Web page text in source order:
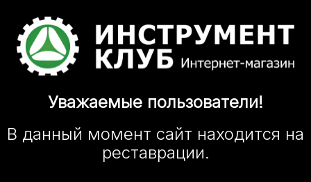
Уважаемые пользователи!
В данный момент сайт находится на
реставрации.